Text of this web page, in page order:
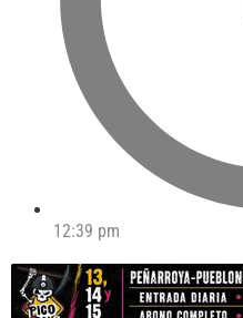
12:39 pm